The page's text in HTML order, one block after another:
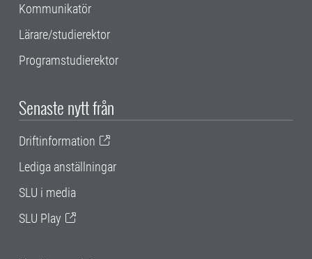
Kommunikatör
Lärare/studierektor
Programstudierektor
Senaste nytt från
Driftinformation
Lediga anställningar
SLU i media
SLU Play